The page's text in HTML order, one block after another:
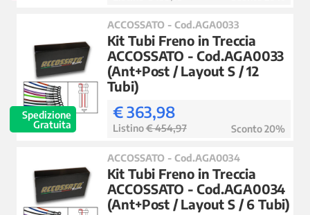
Spedizione
Gratuita
ACCOSSATO - Cod.AGA0033
Kit Tubi Freno in Treccia
ACCOSSATO - Cod.AGA0033
(Ant+Post / Layout S / 12
Tubi)
€ 363,98
Listino€ 454,97 Sconto 20%
ACCOSSATO - Cod.AGA0034
Kit Tubi Freno in Treccia
ACCOSSATO - Cod.AGA0034
(Ant+Post / Layout S / 6 Tubi)